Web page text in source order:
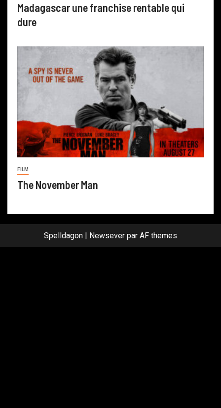
Madagascar une franchise rentable qui
dure
FILM
The November Man
Spelldagon | Newsever par AF themes